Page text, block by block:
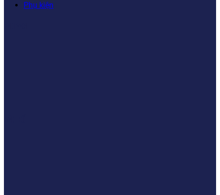
Phụ kiện